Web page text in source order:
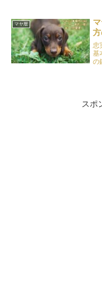
マヤ暦
忠
基
の
スポ